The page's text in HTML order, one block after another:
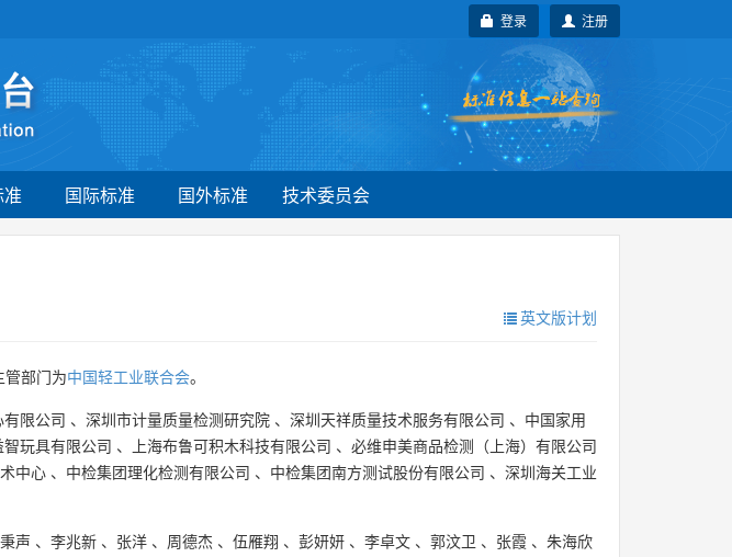
注册
登录
国际标准 国外标准 技术委员会
英文版计划
管部门为中国轻工业联合会。
限公司 、 深圳市计量质量检测研究院 、 深圳天祥质量技术服务有限公司 、 中国家用
玩具有限公司 、 上海布鲁可积木科技有限公司 、 必维申美商品检测（上海）有限公司
中心 、 中检集团理化检测有限公司 、 中检集团南方测试股份有限公司 、 深圳海关工业
声 、 李兆新 、 张洋 、 周德杰 、 伍雁翔 、 彭妍妍 、 李卓文 、 郭汶卫 、 张霞 、 朱海欣